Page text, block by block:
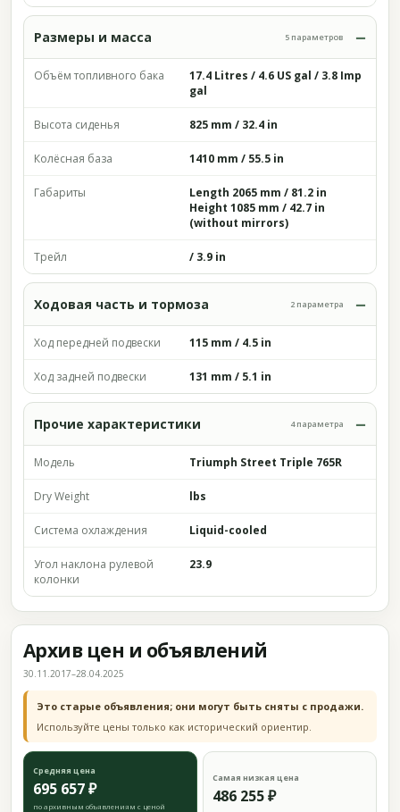
Размеры и масса 5 параметров
Объём топливного бака
17.4 Litres / 4.6 US gal / 3.8 Imp
gal
Высота сиденья 825 mm / 32.4 in
Колёсная база 1410 mm / 55.5 in
Габариты
Length 2065 mm / 81.2 in
Height 1085 mm / 42.7 in
(without mirrors)
Трейл / 3.9 in
Ходовая часть и тормоза 2 параметра
Ход передней подвески 115 mm / 4.5 in
Ход задней подвески 131 mm / 5.1 in
Прочие характеристики 4 параметра
Модель Triumph Street Triple 765R
Dry Weight lbs
Система охлаждения Liquid-cooled
Угол наклона рулевой
колонки
23.9
Архив цен и объявлений
30.11.2017–28.04.2025
Это старые объявления; они могут быть сняты с продажи.
Используйте цены только как исторический ориентир.
Средняя цена
695 657 ₽
по архивным объявлениям с ценой
Самая низкая цена
486 255 ₽